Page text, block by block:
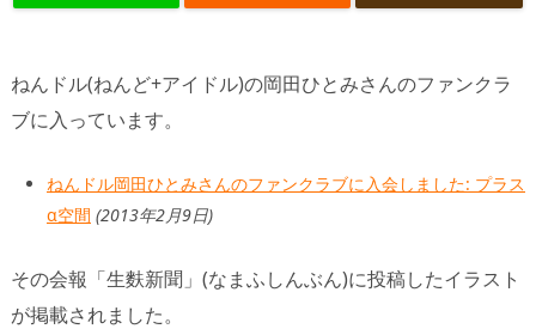
ねんドル(ねんど+アイドル)の岡田ひとみさんのファンクラ
ブに入っています。
ねんドル岡田ひとみさんのファンクラブに入会しました: プラス
α空間 (2013年2月9日)
その会報「生麩新聞」(なまふしんぶん)に投稿したイラスト
が掲載されました。